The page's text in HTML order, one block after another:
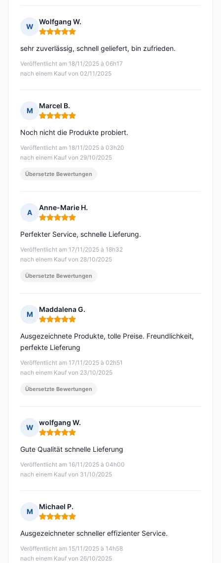
W
Wolfgang W.
Hinweis: 5 von 5
Veröffentlicht am 18/11/2025 à 06h17
nach einem Kauf von 02/11/2025
sehr zuverlässig, schnell geliefert, bin zufrieden.
M
Marcel B.
Hinweis: 5 von 5
Veröffentlicht am 18/11/2025 à 03h20
nach einem Kauf von 29/10/2025
Noch nicht die Produkte probiert.
Übersetzte Bewertungen
A
Anne-Marie H.
Hinweis: 5 von 5
Veröffentlicht am 17/11/2025 à 18h32
nach einem Kauf von 28/10/2025
Perfekter Service, schnelle Lieferung.
Übersetzte Bewertungen
M
Maddalena G.
Hinweis: 5 von 5
Veröffentlicht am 17/11/2025 à 02h51
nach einem Kauf von 23/10/2025
Ausgezeichnete Produkte, tolle Preise. Freundlichkeit,
perfekte Lieferung
Übersetzte Bewertungen
W
wolfgang W.
Hinweis: 5 von 5
Veröffentlicht am 16/11/2025 à 04h00
nach einem Kauf von 31/10/2025
Gute Qualität schnelle Lieferung
M
Michael P.
Hinweis: 5 von 5
Veröffentlicht am 15/11/2025 à 14h58
nach einem Kauf von 26/10/2025
Ausgezeichneter schneller effizienter Service.